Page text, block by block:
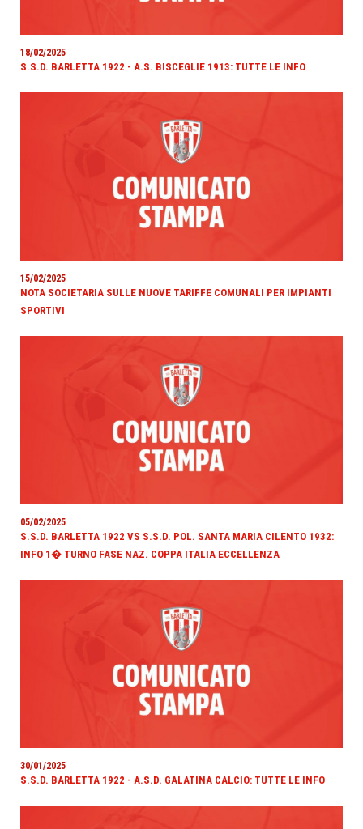
18/02/2025
S.S.D. BARLETTA 1922 - A.S. BISCEGLIE 1913: TUTTE LE INFO
15/02/2025
NOTA SOCIETARIA SULLE NUOVE TARIFFE COMUNALI PER IMPIANTI
SPORTIVI
05/02/2025
S.S.D. BARLETTA 1922 VS S.S.D. POL. SANTA MARIA CILENTO 1932:
INFO 1� TURNO FASE NAZ. COPPA ITALIA ECCELLENZA
30/01/2025
S.S.D. BARLETTA 1922 - A.S.D. GALATINA CALCIO: TUTTE LE INFO